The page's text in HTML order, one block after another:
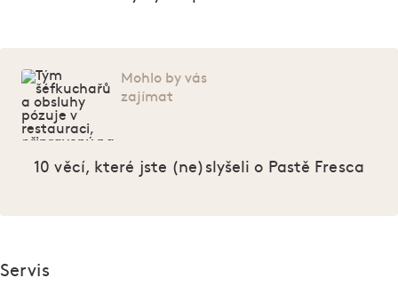
Mohlo by vás
zajímat
10 věcí, které jste (ne)slyšeli o Pastě Fresca
Servis